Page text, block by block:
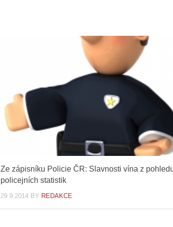
Ze zápisníku Policie ČR: Slavnosti vína z
policejních statistik
29.9.2014BY REDAKCE